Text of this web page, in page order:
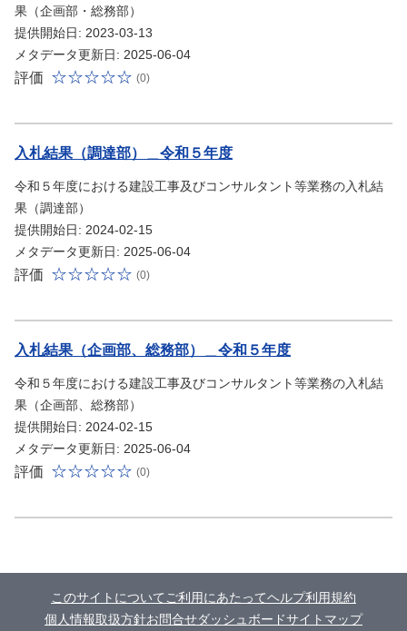
果（企画部・総務部）
提供開始日: 2023-03-13
メタデータ更新日: 2025-06-04
評価 (0)
入札結果（調達部）＿令和５年度
令和５年度における建設工事及びコンサルタント等業務の入札結
果（調達部）
提供開始日: 2024-02-15
メタデータ更新日: 2025-06-04
評価 (0)
入札結果（企画部、総務部）＿令和５年度
令和５年度における建設工事及びコンサルタント等業務の入札結
果（企画部、総務部）
提供開始日: 2024-02-15
メタデータ更新日: 2025-06-04
評価 (0)
このサイトについて ご利用にあたってヘルプ利用規約
個人情報取扱方針お問合せダッシュボードサイトマップ